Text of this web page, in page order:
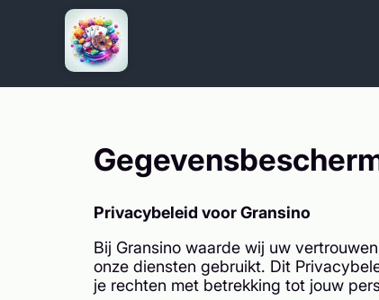
Privacybeleid voor Gransino
Bij Gransino waarde wij uw
onze diensten gebruikt. Dit
je rechten met betrekking tot jouw